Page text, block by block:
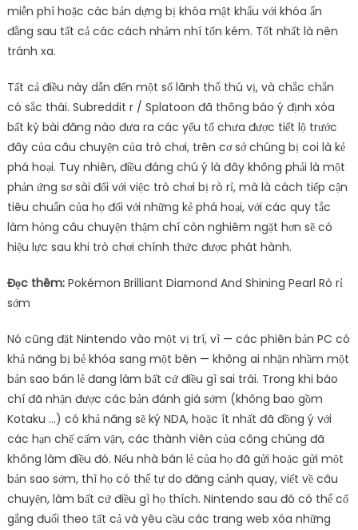
miễn phí hoặc các bản dựng bị khóa mật khẩu với khóa ẩn
đằng sau tất cả các cách nhảm nhí tốn kém. Tốt nhất là nên
tránh xa.
Tất cả điều này dẫn đến một số lãnh thổ thú vị, và chắc chắn
có sắc thái. Subreddit r / Splatoon đã thông báo ý định xóa
bất kỳ bài đăng nào đưa ra các yếu tố chưa được tiết lộ trước
đây của câu chuyện của trò chơi, trên cơ sở chúng bị coi là kẻ
phá hoại. Tuy nhiên, điều đáng chú ý là đây không phải là một
phản ứng sơ sài đối với việc trò chơi bị rò rỉ, mà là cách tiếp cận
tiêu chuẩn của họ đối với những kẻ phá hoại, với các quy tắc
làm hỏng câu chuyện thậm chí còn nghiêm ngặt hơn sẽ có
hiệu lực sau khi trò chơi chính thức được phát hành.
Đọc thêm:Pokémon Brilliant Diamond And Shining Pearl Rò rỉ
sớm
Nó cũng đặt Nintendo vào một vị trí, vì — các phiên bản PC có
khả năng bị bẻ khóa sang một bên — không ai nhận nhầm một
bản sao bán lẻ đang làm bất cứ điều gì sai trái. Trong khi báo
chí đã nhận được các bản đánh giá sớm (không bao gồm
Kotaku …) có khả năng sẽ ký NDA, hoặc ít nhất đã đồng ý với
các hạn chế cấm vận, các thành viên của công chúng đã
không làm điều đó. Nếu nhà bán lẻ của họ đã gửi hoặc gửi một
bản sao sớm, thì họ có thể tự do đăng cảnh quay, viết về câu
chuyện, làm bất cứ điều gì họ thích. Nintendo sau đó có thể cố
gắng đuổi theo tất cả và yêu cầu các trang web xóa những